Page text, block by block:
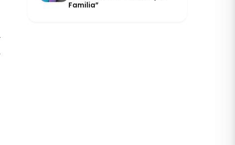
Familia”